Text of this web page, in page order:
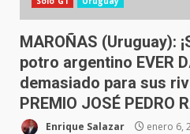
MAROÑAS (Uruguay):
potro argentino EVER
demasiado para sus
PREMIO JOSÉ PEDRO
Enrique Salazar enero 6,